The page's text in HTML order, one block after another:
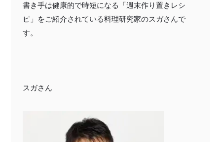
特定商取引法に基づく表記
書き手は健康的で時短になる「週末作り置きレシ
ピ」をご紹介されている料理研究家のスガさんで
す。
スガさん